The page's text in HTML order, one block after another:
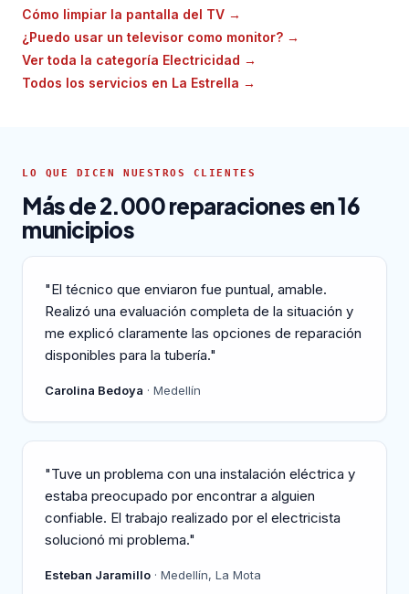
Cómo limpiar la pantalla del TV →
¿Puedo usar un televisor como monitor? →
Ver toda la categoría Electricidad →
Todos los servicios en La Estrella →
LO QUE DICEN NUESTROS CLIENTES
Más de 2.000 reparaciones en 16
municipios
"El técnico que enviaron fue puntual, amable.
Realizó una evaluación completa de la situación y
me explicó claramente las opciones de reparación
disponibles para la tubería."
Carolina Bedoya · Medellín
"Tuve un problema con una instalación eléctrica y
estaba preocupado por encontrar a alguien
confiable. El trabajo realizado por el electricista
solucionó mi problema."
Esteban Jaramillo · Medellín, La Mota